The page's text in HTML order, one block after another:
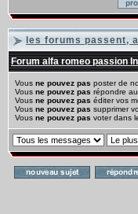
les forums passent,
Forum alfa romeo passion
Vous ne pouvez pas poster de
Vous ne pouvez pas répondre
Vous ne pouvez pas éditer vos
Vous ne pouvez pas supprimer
Vous ne pouvez pas voter dans